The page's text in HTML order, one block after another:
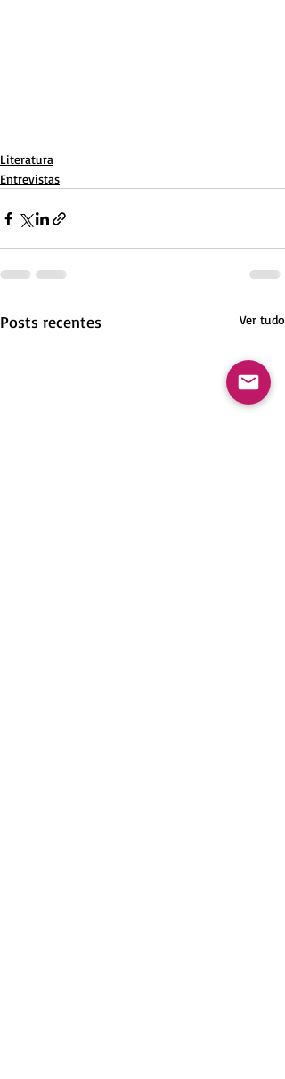
Literatura
Entrevistas
Posts recentes Ver tudo